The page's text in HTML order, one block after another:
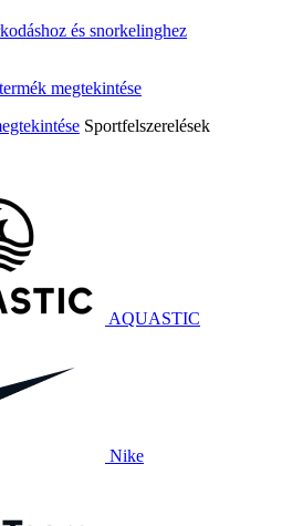
és snorkelinghez
Sportfelszerelések
AQUASTIC
Nike